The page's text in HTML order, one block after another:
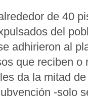
de 40
del
adhirieron al
que reciben o
da la mitad
-solo